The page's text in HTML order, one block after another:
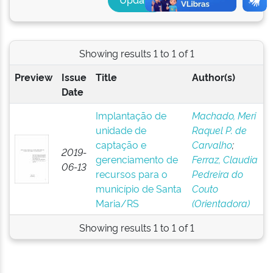
Showing results 1 to 1 of 1
Preview
Issue
Date
Title Author(s)
2019-
06-13
Implantação de
unidade de
captação e
gerenciamento de
recursos para o
município de Santa
Maria/RS
Machado, Meri
Raquel P. de
Carvalho;
Ferraz, Claudia
Pedreira do
Couto
(Orientadora)
Showing results 1 to 1 of 1